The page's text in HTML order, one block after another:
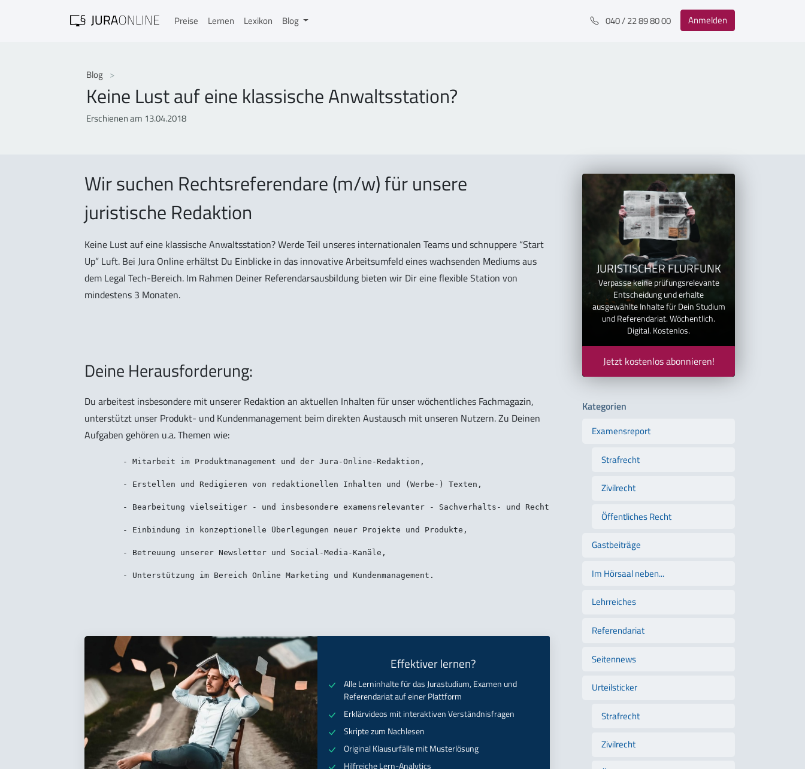
Preise Lernen Lexikon Blog 040 / 22 89 80 00 Anmelden
Blog
Keine Lust auf eine klassische Anwaltsstation?
Erschienen am 13.04.2018
Wir suchen Rechtsreferendare (m/w) für unsere
juristische Redaktion
Keine Lust auf eine klassische Anwaltsstation? Werde Teil unseres internationalen Teams und schnuppere “Start
Up” Luft. Bei Jura Online erhältst Du Einblicke in das innovative Arbeitsumfeld eines wachsenden Mediums aus
dem Legal Tech-Bereich. Im Rahmen Deiner Referendarsausbildung bieten wir Dir eine flexible Station von
mindestens 3 Monaten.
Deine Herausforderung:
Du arbeitest insbesondere mit unserer Redaktion an aktuellen Inhalten für unser wöchentliches Fachmagazin,
unterstützt unser Produkt- und Kundenmanagement beim direkten Austausch mit unseren Nutzern. Zu Deinen
Aufgaben gehören u.a. Themen wie:
Effektiver lernen?
Alle Lerninhalte für das Jurastudium, Examen und
Referendariat auf einer Plattform
Erklärvideos mit interaktiven Verständnisfragen
Skripte zum Nachlesen
Original Klausurfälle mit Musterlösung
Hilfreiche Lern-Analytics
JURISTISCHER FLURFUNK
Verpasse keine prüfungsrelevante
Entscheidung und erhalte
ausgewählte Inhalte für Dein Studium
und Referendariat. Wöchentlich.
Digital. Kostenlos.
Jetzt kostenlos abonnieren!
Kategorien
Examensreport
Strafrecht
Zivilrecht
Öffentliches Recht
Gastbeiträge
Im Hörsaal neben...
Lehrreiches
Referendariat
Seitennews
Urteilsticker
Strafrecht
Zivilrecht